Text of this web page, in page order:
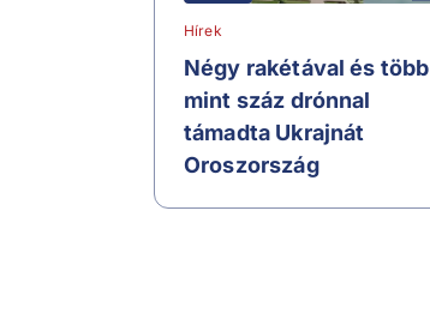
Hírek
Négy rakétával és több
mint száz drónnal
támadta Ukrajnát
Oroszország